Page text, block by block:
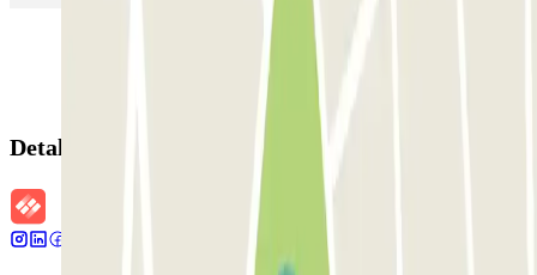
Detalls de la reserva